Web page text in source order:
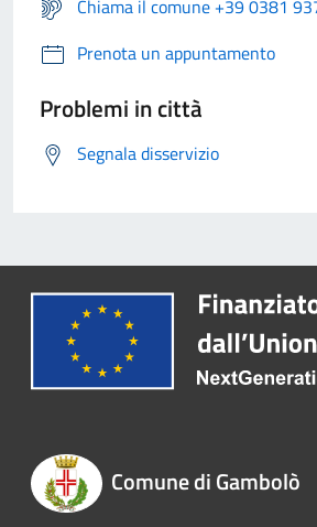
Chiama il comune +39 0381
Prenota un appuntamento
Problemi in città
Segnala disservizio
Comune di Gambolò